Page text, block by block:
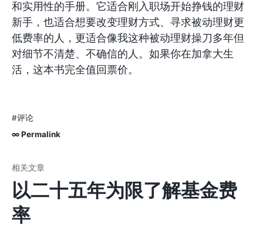
和实用性的手册。它适合刚入职场开始挣钱的理财
新手，也适合想要改变理财方式、寻求被动理财更
低费率的人，更适合像我这种被动理财操刀多年但
对细节不清楚、不确信的人。如果你在加拿大生
活，这本书完全值回票价。
#评论
∞ Permalink
以二十五年为限了解基金费
率